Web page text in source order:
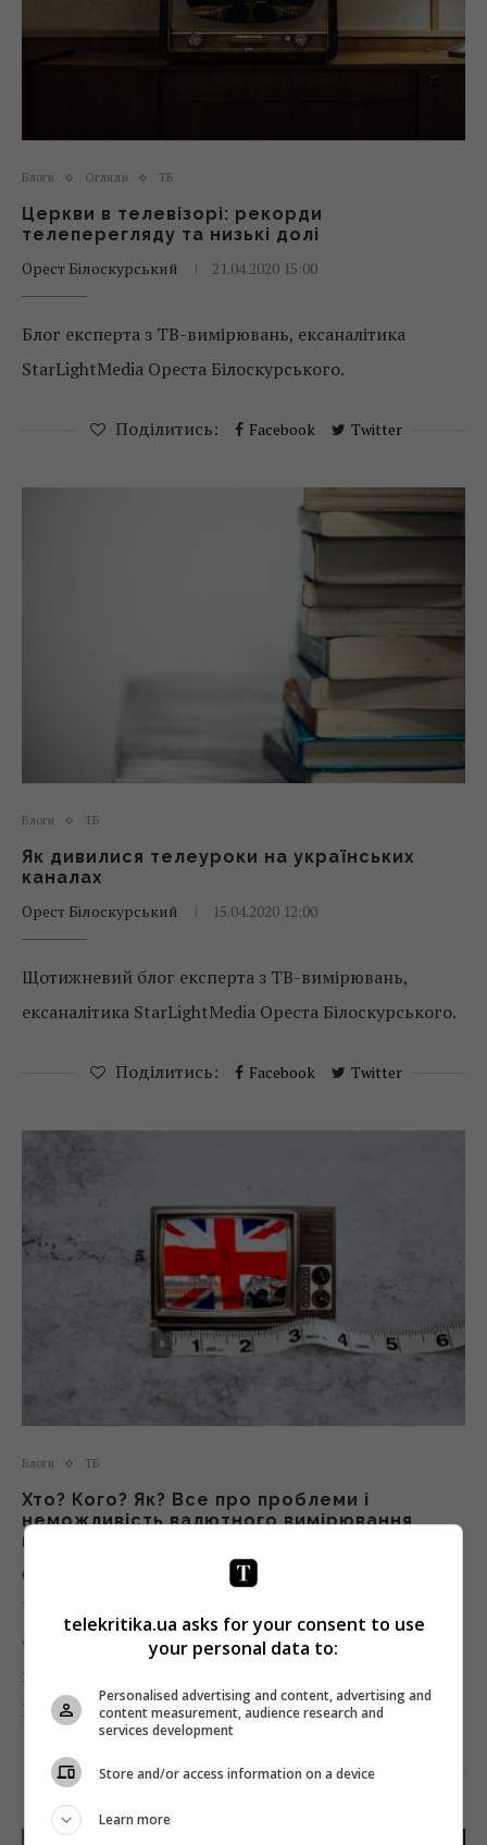
Блоги Огляди ТБ
Церкви в телевізорі: рекорди
телеперегляду та низькі долі
Орест Білоскурський
21.04.2020 15:00
Блог експерта з ТВ-вимірювань, ексаналітика
StarLightMedia Ореста Білоскурського.
Поділитись: Facebook Twitter
Блоги ТБ
Як дивилися телеуроки на українських
каналах
Орест Білоскурський
15.04.2020 12:00
Щотижневий блог експерта з ТВ-вимірювань,
ексаналітика StarLightMedia Ореста Білоскурського.
Поділитись: Facebook Twitter
Блоги ТБ
Хто? Кого? Як? Все про проблеми і
неможливість валютного вимірювання
малих екранів
Орест Білоскурський
08.04.2020 12:20
«Телекритика» публікує блог експерта з ТВ-
вимірювань, ексаналітика StarLightMedia Ореста
Білоскурського.
Поділитись: Facebook Twitter
telekritika.ua asks for your consent to use
your personal data to:
Personalised advertising and content, advertising and
content measurement, audience research and
services development
Store and/or access information on a device
Learn more